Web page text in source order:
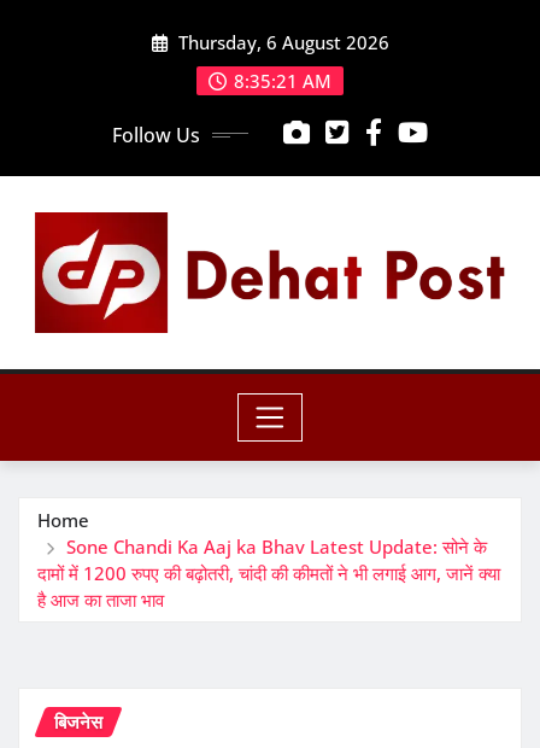
Thursday, 6 August 2026
8:35:22 AM
Follow Us
Home
Sone Chandi Ka Aaj ka Bhav Latest Update: सोने के
दामों में 1200 रुपए की बढ़ोतरी, चांदी की कीमतों ने भी लगाई आग, जानें क्या
है आज का ताजा भाव
बिजनेस